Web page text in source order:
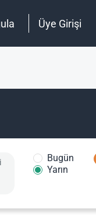
Üye Girişi
Bugün
Yarın